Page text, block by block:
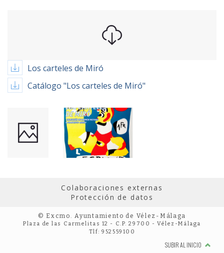
Los carteles de Miró
Catálogo "Los carteles de Miró"
Colaboraciones externas
Protección de datos
© Excmo. Ayuntamiento de Vélez-Málaga
Plaza de las Carmelitas 12 - C.P. 29700 - Vélez-Málaga
Tlf: 952559100
SUBIR AL INICIO